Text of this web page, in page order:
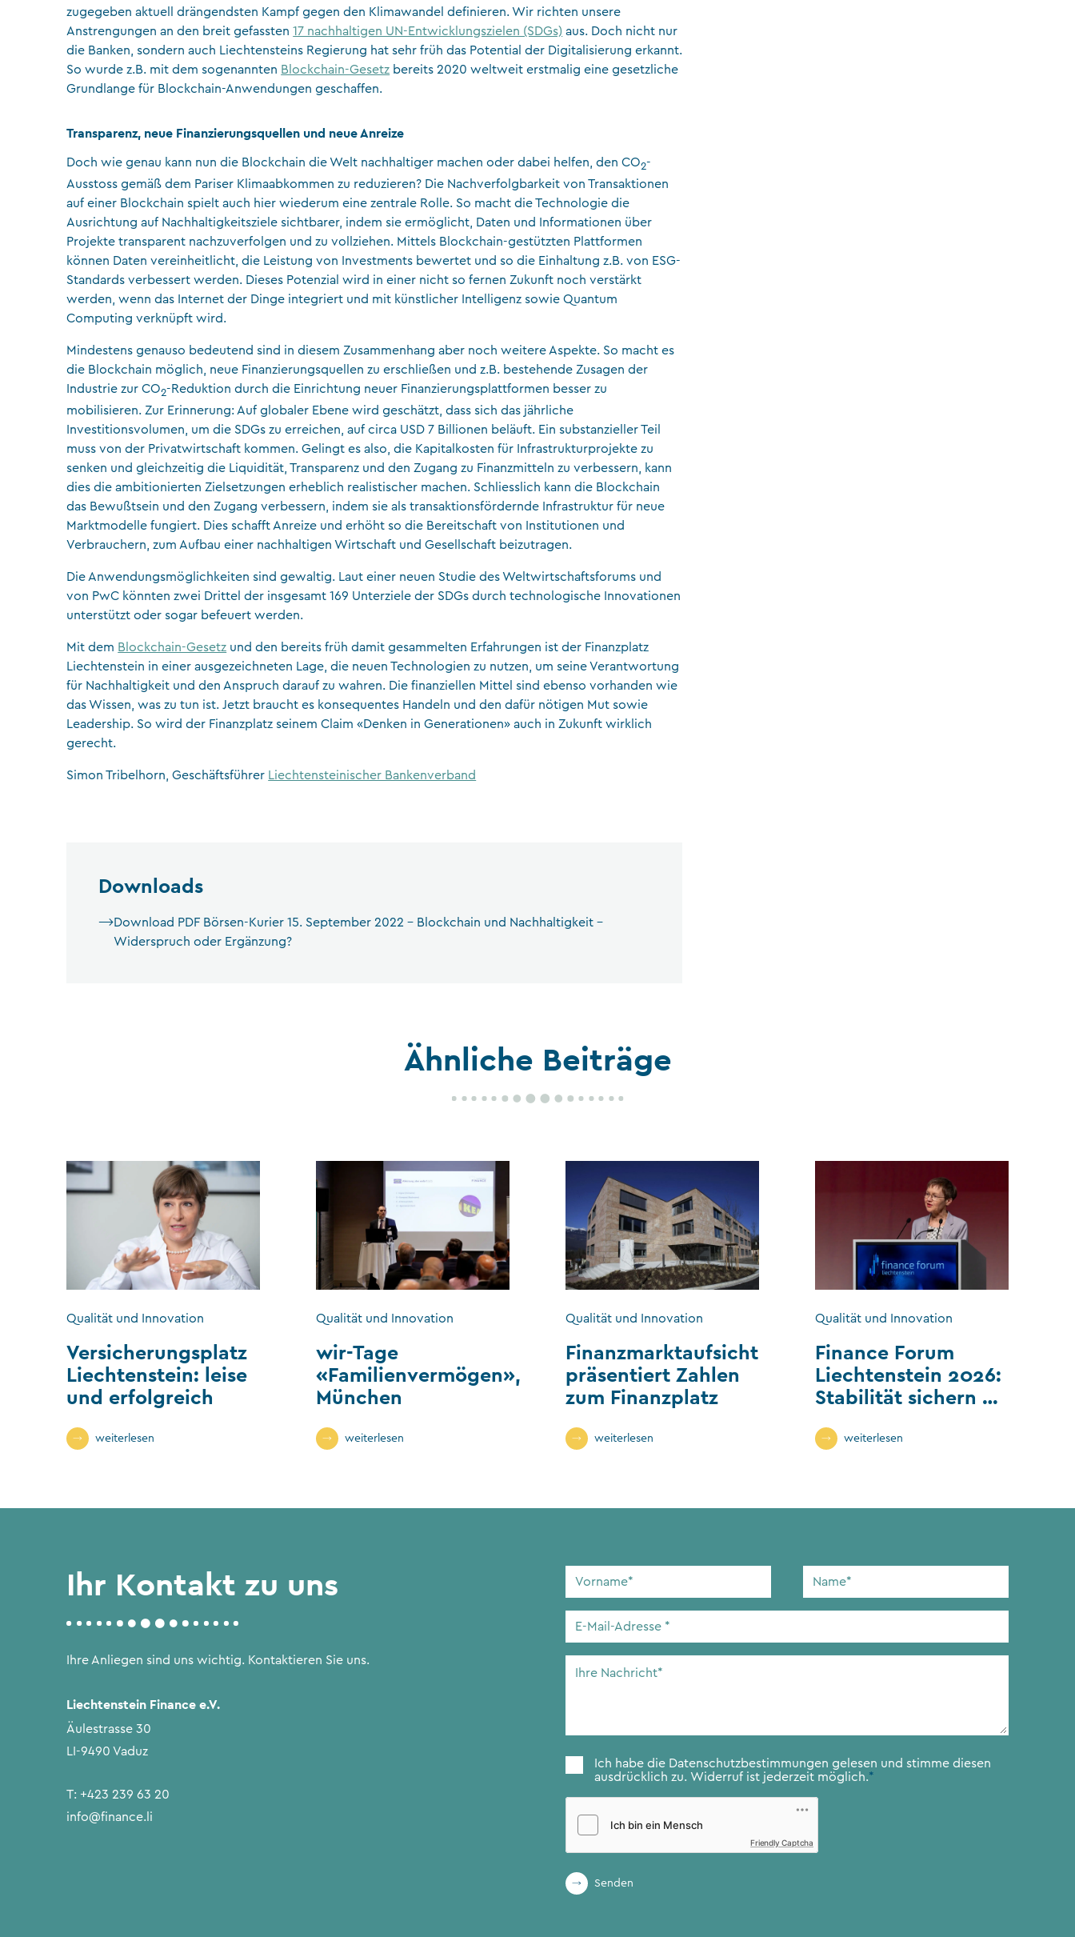
zugegeben aktuell drängendsten Kampf gegen den Klimawandel definieren. Wir richten unsere
Anstrengungen an den breit gefassten17 nachhaltigen UN-Entwicklungszielen (SDGs) aus. Doch nicht nur
die Banken, sondern auch Liechtensteins Regierung hat sehr früh das Potential der Digitalisierung erkannt.
So wurde z.B. mit dem sogenannten Blockchain-Gesetz bereits 2020 weltweit erstmalig eine gesetzliche
Grundlange für Blockchain-Anwendungen geschaffen.
Transparenz, neue Finanzierungsquellen und neue Anreize
Doch wie genau kann nun die Blockchain die Welt nachhaltiger machen oder dabei helfen, den CO2-
Ausstoss gemäß dem Pariser Klimaabkommen zu reduzieren? Die Nachverfolgbarkeit von Transaktionen
auf einer Blockchain spielt auch hier wiederum eine zentrale Rolle. So macht die Technologie die
Ausrichtung auf Nachhaltigkeitsziele sichtbarer, indem sie ermöglicht, Daten und Informationen über
Projekte transparent nachzuverfolgen und zu vollziehen. Mittels Blockchain-gestützten Plattformen
können Daten vereinheitlicht, die Leistung von Investments bewertet und so die Einhaltung z.B. von ESG-
Standards verbessert werden. Dieses Potenzial wird in einer nicht so fernen Zukunft noch verstärkt
werden, wenn das Internet der Dinge integriert und mit künstlicher Intelligenz sowie Quantum
Computing verknüpft wird.
Mindestens genauso bedeutend sind in diesem Zusammenhang aber noch weitere Aspekte. So macht es
die Blockchain möglich, neue Finanzierungsquellen zu erschließen und z.B. bestehende Zusagen der
Industrie zur CO2-Reduktion durch die Einrichtung neuer Finanzierungsplattformen besser zu
mobilisieren. Zur Erinnerung: Auf globaler Ebene wird geschätzt, dass sich das jährliche
Investitionsvolumen, um die SDGs zu erreichen, auf circa USD 7 Billionen beläuft. Ein substanzieller Teil
muss von der Privatwirtschaft kommen. Gelingt es also, die Kapitalkosten für Infrastrukturprojekte zu
senken und gleichzeitig die Liquidität, Transparenz und den Zugang zu Finanzmitteln zu verbessern, kann
dies die ambitionierten Zielsetzungen erheblich realistischer machen. Schliesslich kann die Blockchain
das Bewußtsein und den Zugang verbessern, indem sie als transaktionsfördernde Infrastruktur für neue
Marktmodelle fungiert. Dies schafft Anreize und erhöht so die Bereitschaft von Institutionen und
Verbrauchern, zum Aufbau einer nachhaltigen Wirtschaft und Gesellschaft beizutragen.
Die Anwendungsmöglichkeiten sind gewaltig. Laut einer neuen Studie des Weltwirtschaftsforums und
von PwC könnten zwei Drittel der insgesamt 169 Unterziele der SDGs durch technologische Innovationen
unterstützt oder sogar befeuert werden.
Mit dem Blockchain-Gesetz und den bereits früh damit gesammelten Erfahrungen ist der Finanzplatz
Liechtenstein in einer ausgezeichneten Lage, die neuen Technologien zu nutzen, um seine Verantwortung
für Nachhaltigkeit und den Anspruch darauf zu wahren. Die finanziellen Mittel sind ebenso vorhanden wie
das Wissen, was zu tun ist. Jetzt braucht es konsequentes Handeln und den dafür nötigen Mut sowie
Leadership. So wird der Finanzplatz seinem Claim «Denken in Generationen» auch in Zukunft wirklich
gerecht.
Simon Tribelhorn, Geschäftsführer Liechtensteinischer Bankenverband
Downloads
Download PDF Börsen-Kurier 15. September 2022 – Blockchain und Nachhaltigkeit –
Widerspruch oder Ergänzung?
Ähnliche Beiträge
Qualität und Innovation
Versicherungsplatz
Liechtenstein: leise
und erfolgreich
weiterlesen
Qualität und Innovation
wir-Tage
«Familienvermögen»,
München
weiterlesen
Qualität und Innovation
Finanzmarktaufsicht
präsentiert Zahlen
zum Finanzplatz
weiterlesen
Qualität und Innovation
Finance Forum
Liechtenstein 2026:
Stabilität sichern –
weiterlesen
Ihr Kontakt zu uns
Ihre Anliegen sind uns wichtig. Kontaktieren Sie uns.
Liechtenstein Finance e.V.
Äulestrasse 30
LI-9490 Vaduz
T: +423 239 63 20
info@finance.li
Vorname Name
E-
Adresse*
Zustimmung*
Ich habe die Datenschutzbestimmungen gelesen und stimme diesen
ausdrücklich zu. Widerruf ist jederzeit möglich.*
Friendly Captcha
Senden